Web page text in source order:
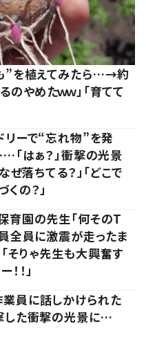
”を植えてみたら…→約
やめたｗｗ」「育てて
リーで“忘れ物”を発
「はぁ？」衝撃の光景
なぜ落ちてる？」「どこで
の？」
育園の先生「何そのT
全員に激震が走ったま
そりゃ先生も大興奮す
！」
員に話しかけられた
した衝撃の光景に…